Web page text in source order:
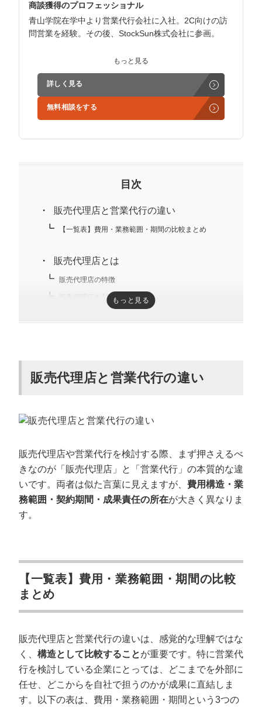
商談獲得のプロフェッショナル
青山学院在学中より営業代行会社に入社。2C向けの訪
問営業を経験。その後、StockSun株式会社に参画。
インサイドセールス立ち上げ、テレアポ部隊立ち上げな
ど営業支援を担当。
学生時代からに代表岩野の社長秘書として活動。現在は
3社の事業責任者も務めており、Webマーケティングと
趣味はキックボクシング。アマチュアの戦績は2戦0勝2
もっと見る
詳しく見る
無料相談をする
目次
販売代理店と営業代行の違い
【一覧表】費用・業務範囲・期間の比較まとめ
販売代理店とは
販売代理店の特徴
販売代理店を利用するメリット
営業代行会社を利用するメリット
営業代行の相場
販売代理店の手数料・マージン相場
営業代行を選ぶべきケース
失敗しやすい選び方のパターン
営業代行会社の3つの選び方
代行内容は自社に合っているか
実績は豊富か
料金形態は目的や予算に沿ったものか
販売代理店と営業代行の違いについてよく
もっと見る
販売代理店と営業代行の違い
販売代理店や営業代行を検討する際、まず押さえるべ
きなのが「販売代理店」と「営業代行」の本質的な違
いです。両者は似た言葉に見えますが、 費用構造・業
務範囲・契約期間・成果責任の所在が大きく異なりま
す。
【一覧表】費用・業務範囲・期間の比較
まとめ
販売代理店と営業代行の違いは、感覚的な理解ではな
く、 構造として比較することが重要です。特に営業代
行を検討している企業にとっては、どこまでを外部に
任せ、どこからを自社で担うのかが成果に直結しま
す。以下の表は、費用・業務範囲・期間という3つの